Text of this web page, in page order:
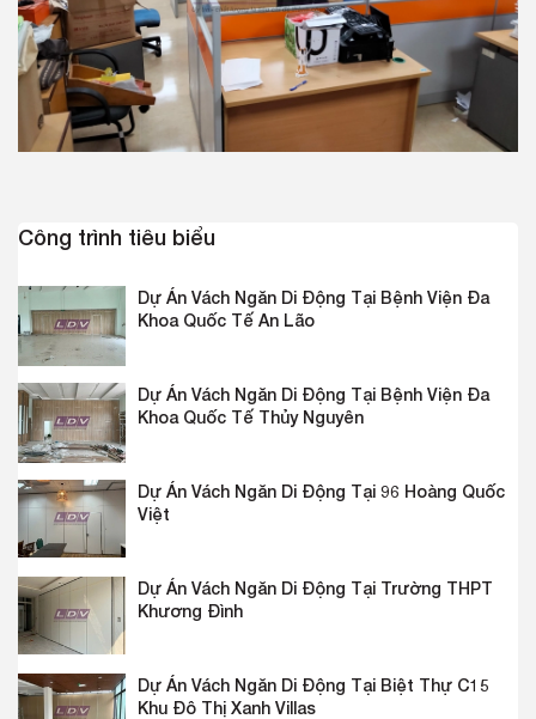
Công trình tiêu biểu
Dự Án Vách Ngăn Di Động Tại Bệnh Viện Đa
Khoa Quốc Tế An Lão
Dự Án Vách Ngăn Di Động Tại Bệnh Viện Đa
Khoa Quốc Tế Thủy Nguyên
Dự Án Vách Ngăn Di Động Tại 96 Hoàng Quốc
Việt
Dự Án Vách Ngăn Di Động Tại Trường THPT
Khương Đình
Dự Án Vách Ngăn Di Động Tại Biệt Thự C15
Khu Đô Thị Xanh Villas